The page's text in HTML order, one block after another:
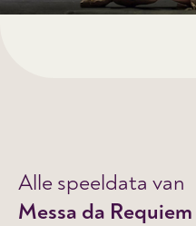
Alle speeldata van
Messa da Requiem